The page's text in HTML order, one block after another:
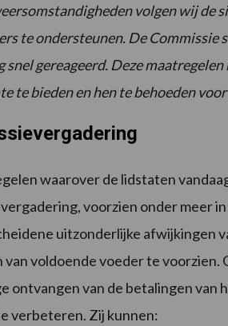
volgen wij de
te ondersteunen. De Commissie
snel gereageerd. Deze
te bieden en hen te behoeden
waarover de lidstaten
voorzien onder meer
uitzonderlijke afwijkingen
van voldoende voeder te
ontvangen van de betalingen van
verbeteren. Zij kunnen: